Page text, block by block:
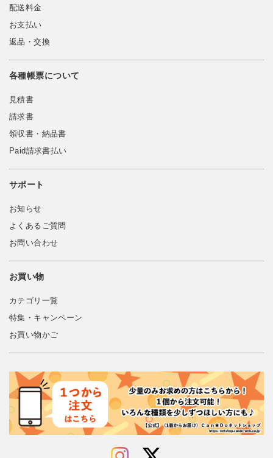
配送料金
お支払い
返品・交換
各種帳票について
見積書
請求書
領収書・納品書
Paid請求書払い
サポート
お知らせ
よくあるご質問
お問い合わせ
お買い物
カテゴリ一覧
特集・キャンペーン
お買い物かご